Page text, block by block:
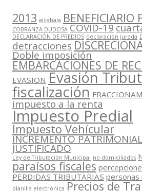
2013 alcabala BENEFICIARIO
COBRANZA DUDOSA COVID-19
DECLARACIÓN DE PREDIOS declaración jurada
detracciones
Doble imposición
EMBARCACIONES DE
EVASION Evasión
fiscalización
impuesto a la renta
Impuesto Predial
Impuesto Vehícular
INCREMENTO
JUSTIFICADO
Ley de Tributación Municipal no domiciliados
paraísos fiscales
PERDIDAS TRIBUTARIAS personas
planilla electrónica Precios de